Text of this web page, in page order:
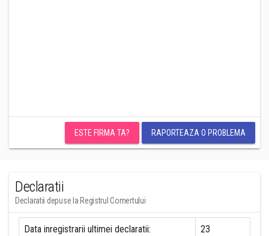
ESTE FIRMA TA? RAPORTEAZA O PROBLEMA
Declaratii
Declaratii depuse la Registrul Comertului
Data inregistrarii ultimei declaratii:
23